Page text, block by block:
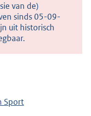
van de)
sinds 05-09-
uit historisch
Sport